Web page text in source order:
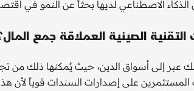
الاصطناعي لديها بحثاً عن النمو في
الصينية العملاقة جمع
عبر إلى أسواق الدين، حيث يُمكنها ذلك من
على إصدارات السندات قوياً لأن